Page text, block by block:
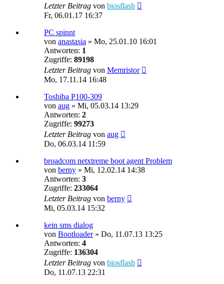
Letzter Beitrag von biosflash
Fr, 06.01.17 16:37
PC spinnt
von anastasia » Mo, 25.01.10 16:01
Antworten: 1
Zugriffe: 89198
Letzter Beitrag von Memristor
Mo, 17.11.14 16:48
Toshiba P100-309
von aug » Mi, 05.03.14 13:29
Antworten: 2
Zugriffe: 99273
Letzter Beitrag von aug
Do, 06.03.14 11:59
broadcom netxtreme boot agent Problem
von berny » Mi, 12.02.14 14:38
Antworten: 3
Zugriffe: 233064
Letzter Beitrag von berny
Mi, 05.03.14 15:32
kein sms dialog
von Bootloader» Do, 11.07.13 13:25
Antworten: 4
Zugriffe: 136304
Letzter Beitrag von biosflash
Do, 11.07.13 22:31